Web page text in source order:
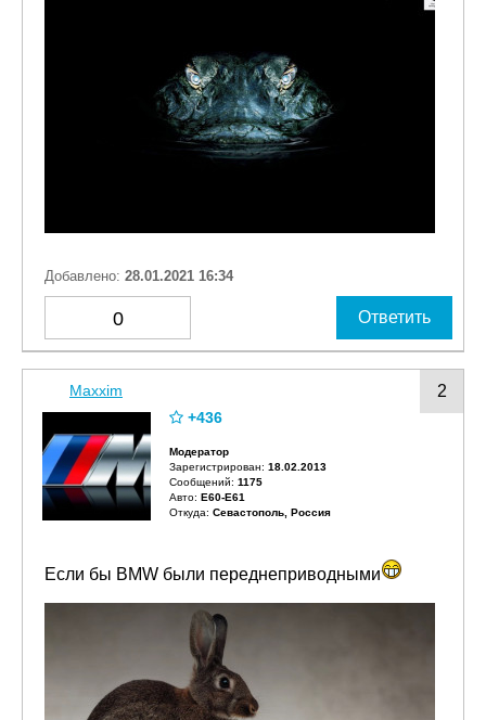
Добавлено: 28.01.2021 16:34
0 Ответить
2
Maxxim
+436
Модератор
Зарегистрирован: 18.02.2013
Сообщений: 1175
Авто: E60-E61
Откуда: Севастополь, Россия
Если бы BMW были переднеприводными